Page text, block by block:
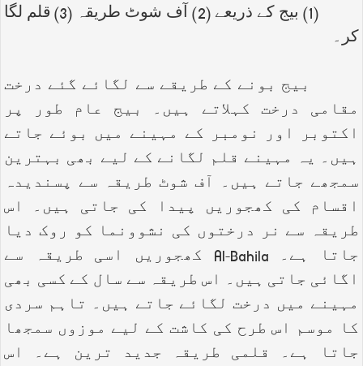
(1) بیج کے ذریعے (2) آف شوٹ طریقہ (3) قلم لگا
کر۔
بیج بونے کے طریقے سے لگائے گئے درخت
مقامی درخت کہلاتے ہیں۔ بیج عام طور پر
اکتوبر اور نومبر کے مہینے میں بوئے جاتے
ہیں۔ یہ مہینے قلم لگانے کے لیے بھی بہترین
سمجھے جاتے ہیں۔ آف شوٹ طریقہ سے پسندیدہ
اقسام کی کھجوریں پیدا کی جاتی ہیں۔ اس
طریقہ سے نر درختوں کی نشوونما کو روک دیا
جاتا ہے۔ Al-Bahila کھجوریں اسی طریقہ سے
اگائی جاتی ہیں۔ اس طریقہ سے سال کے کسی بھی
مہینے میں درخت لگائے جاتے ہیں۔ تاہم سردی
کا موسم اس طرح کی کاشت کے لیے موزوں سمجھا
جاتا ہے۔ قلمی طریقہ جدید ترین ہے۔ اس